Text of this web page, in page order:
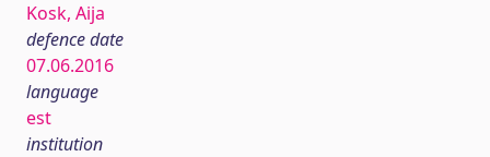
Kosk, Aija
defence date
07.06.2016
language
est
institution